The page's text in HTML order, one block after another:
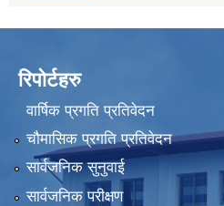
रिपोर्टहरु
वार्षिक प्रगति प्रतिवेदन
चौमासिक प्रगति प्रतिवेदन
सार्वजनिक सुनुवाई
सार्वजनिक परीक्षण